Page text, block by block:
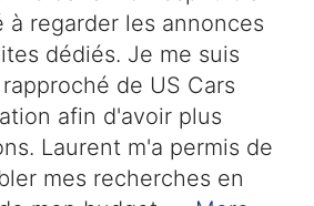
à regarder les annonces
dédiés. Je me suis
de US Cars
afin d'avoir plus
Laurent m'a permis de
mes recherches en